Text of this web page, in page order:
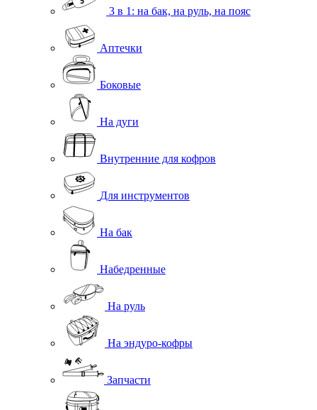
3 в 1: на бак, на руль, на пояс
Аптечки
Боковые
На дуги
Внутренние для кофров
Для инструментов
На бак
Набедренные
На руль
На эндуро-кофры
Запчасти